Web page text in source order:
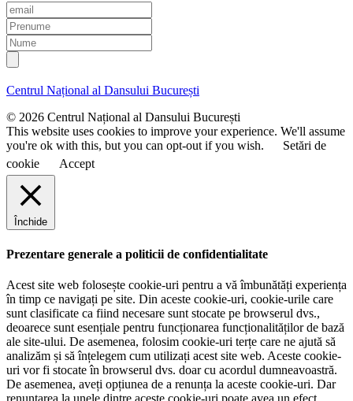
E
m
a
i
l
P
r
e
n
m
e
N
u
m
e
Centrul Național al Dansului București
© 2026 Centrul Național al Dansului București
This website uses cookies to improve your experience. We'll assume
you're ok with this, but you can opt-out if you wish.
Setări de
cookie
Accept
Închide
Prezentare generale a politicii de confidentialitate
Acest site web folosește cookie-uri pentru a vă îmbunătăți experiența
în timp ce navigați pe site. Din aceste cookie-uri, cookie-urile care
sunt clasificate ca fiind necesare sunt stocate pe browserul dvs.,
deoarece sunt esențiale pentru funcționarea funcționalităților de bază
ale site-ului. De asemenea, folosim cookie-uri terțe care ne ajută să
analizăm și să înțelegem cum utilizați acest site web. Aceste cookie-
uri vor fi stocate în browserul dvs. doar cu acordul dumneavoastră.
De asemenea, aveți opțiunea de a renunța la aceste cookie-uri. Dar
renunțarea la unele dintre aceste cookie-uri poate avea un efect